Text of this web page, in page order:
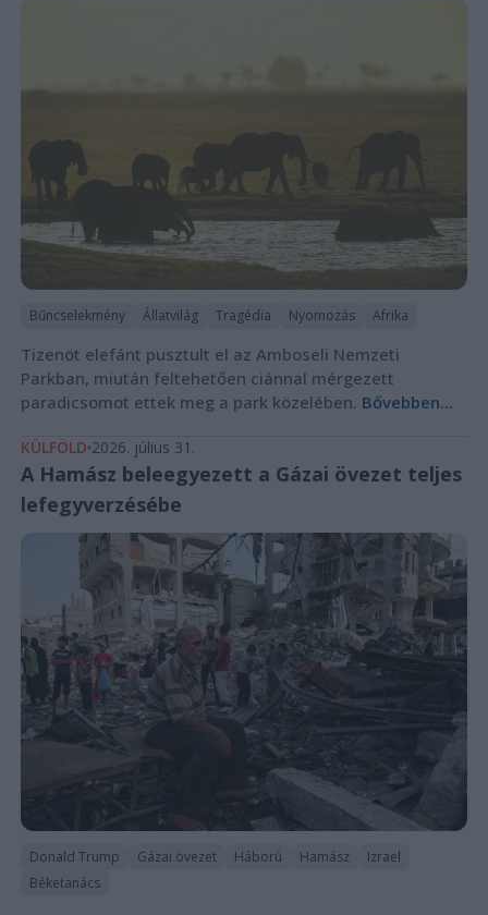
Bűncselekmény Állatvilág Tragédia Nyomozás Afrika
Tizenöt elefánt pusztult el az Amboseli Nemzeti
Parkban, miután feltehetően ciánnal mérgezett
paradicsomot ettek meg a park közelében. Bővebben...
KÜLFÖLD 2026. július 31.
A Hamász beleegyezett a Gázai övezet teljes
lefegyverzésébe
Donald Trump Gázai övezet Háború Hamász
Izrael
Béketanács